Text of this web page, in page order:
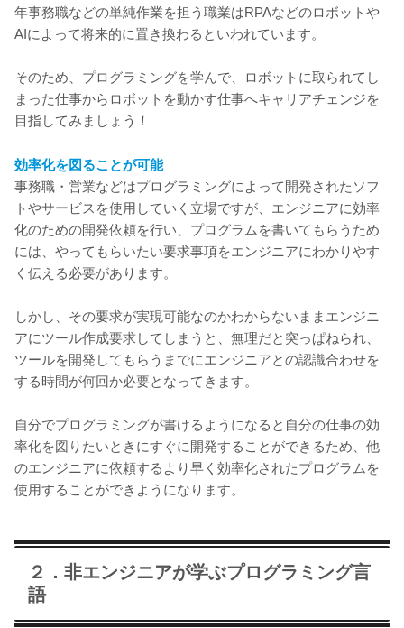
年事務職などの単純作業を担う職業はRPAなどのロボットや
AIによって将来的に置き換わるといわれています。
そのため、プログラミングを学んで、ロボットに取られてし
まった仕事からロボットを動かす仕事へキャリアチェンジを
目指してみましょう！
効率化を図ることが可能
事務職・営業などはプログラミングによって開発されたソフ
トやサービスを使用していく立場ですが、エンジニアに効率
化のための開発依頼を行い、プログラムを書いてもらうため
には、やってもらいたい要求事項をエンジニアにわかりやす
く伝える必要があります。
しかし、その要求が実現可能なのかわからないままエンジニ
アにツール作成要求してしまうと、無理だと突っぱねられ、
ツールを開発してもらうまでにエンジニアとの認識合わせを
する時間が何回か必要となってきます。
自分でプログラミングが書けるようになると自分の仕事の効
率化を図りたいときにすぐに開発することができるため、他
のエンジニアに依頼するより早く効率化されたプログラムを
使用することができようになります。
２．非エンジニアが学ぶプログラミング言
語